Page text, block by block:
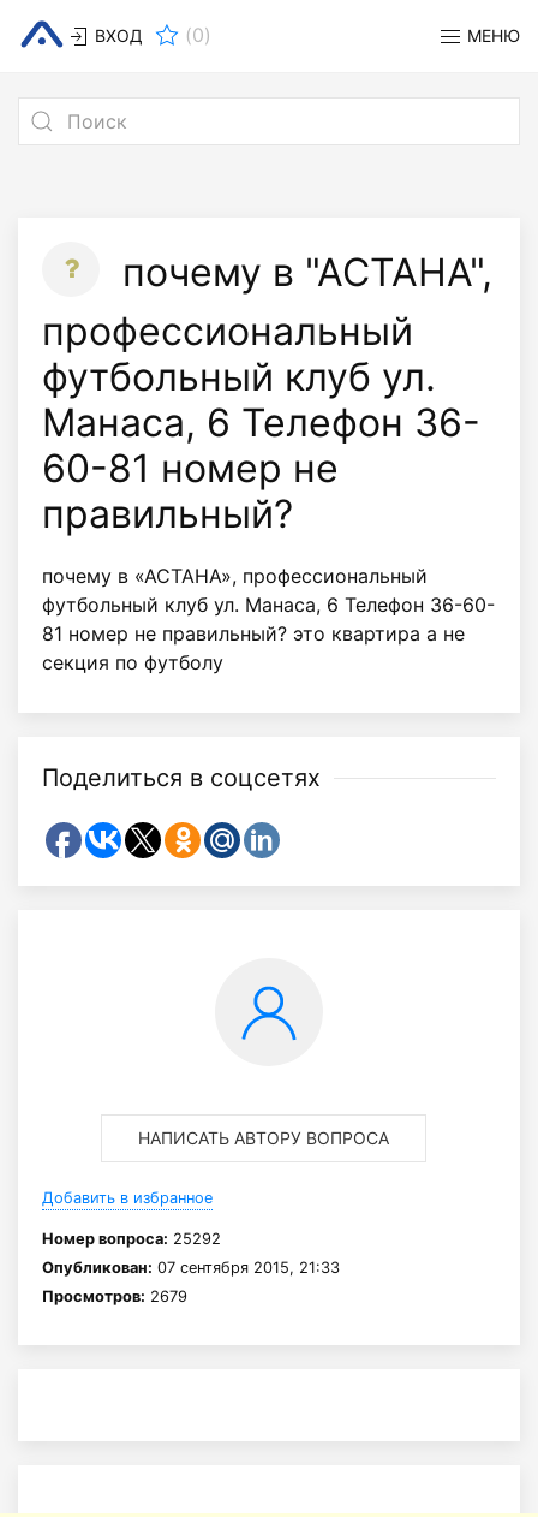
ВХОД (0) МЕНЮ
почему в "АСТАНА",
профессиональный
футбольный клуб ул.
Манаса, 6 Телефон 36-
60-81 номер не
правильный?
почему в «АСТАНА», профессиональный
футбольный клуб ул. Манаса, 6 Телефон 36-60-
81 номер не правильный? это квартира а не
секция по футболу
Поделиться в соцсетях
НАПИСАТЬ АВТОРУ ВОПРОСА
Добавить в избранное
Номер вопроса: 25292
Опубликован: 07 сентября 2015, 21:33
Просмотров: 2679